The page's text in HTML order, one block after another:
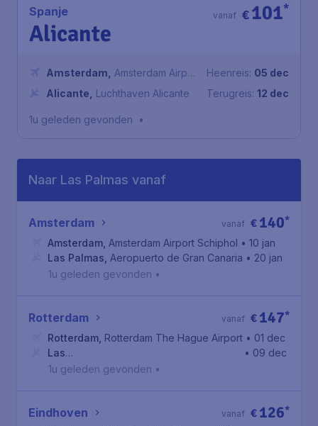
Spanje
Alicante
€101*
vanaf
Amsterdam
Amsterdam Airport
Schiphol
Alicante Luchthaven Alicante
Heenreis: 05 dec
Terugreis: 12 dec
1u geleden gevonden •
Naar Las Palmas vanaf
Amsterdam € 140*
vanaf
Amsterdam Amsterdam Airport Schiphol • 10 jan
Las Palmas Aeropuerto de Gran Canaria • 20 jan
1u geleden gevonden •
Rotterdam € 147*
vanaf
Rotterdam Rotterdam The Hague Airport • 01 dec
Las
Palmas, Aeropuerto de Gran Canaria
• 09 dec
1u geleden gevonden •
Eindhoven € 126*
vanaf